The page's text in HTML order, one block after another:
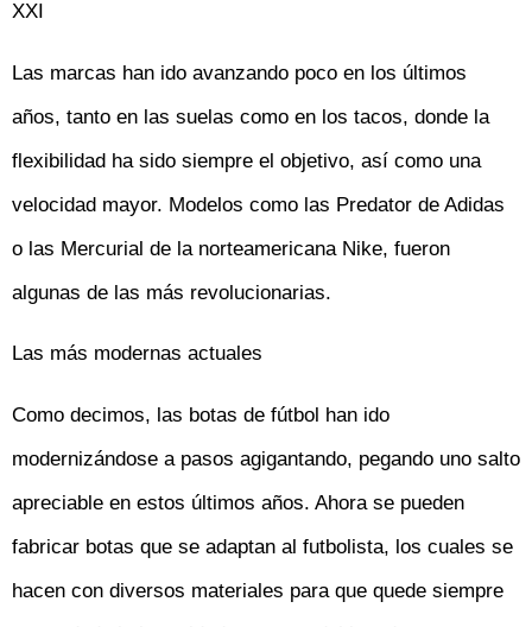
XXI
Las marcas han ido avanzando poco en los últimos
años, tanto en las suelas como en los tacos, donde la
flexibilidad ha sido siempre el objetivo, así como una
velocidad mayor. Modelos como las Predator de Adidas
o las Mercurial de la norteamericana Nike, fueron
algunas de las más revolucionarias.
Las más modernas actuales
Como decimos, las botas de fútbol han ido
modernizándose a pasos agigantando, pegando uno salto
apreciable en estos últimos años. Ahora se pueden
fabricar botas que se adaptan al futbolista, los cuales se
hacen con diversos materiales para que quede siempre